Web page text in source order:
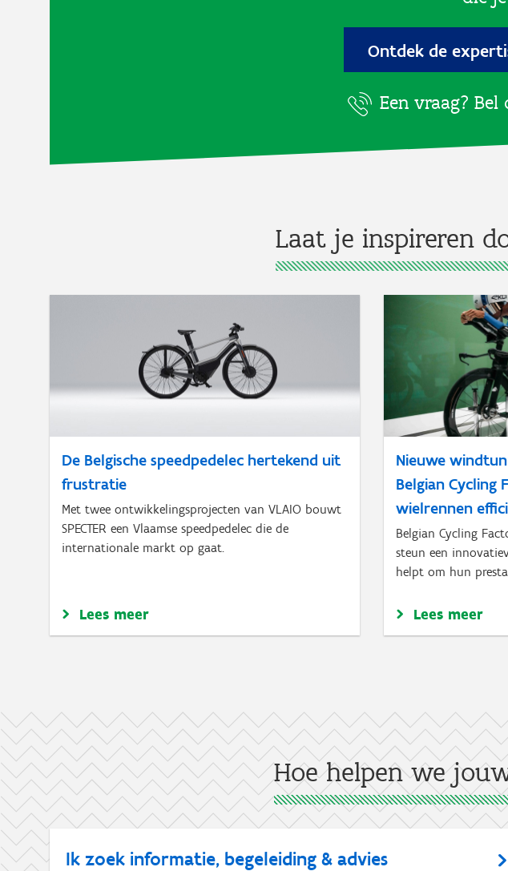
Ontdek de
Een vraag? Bel
Laat je inspireren
De Belgische speedpedelec hertekend uit
frustratie
Met twee ontwikkelingsprojecten van VLAIO bouwt
SPECTER een Vlaamse speedpedelec die de
internationale markt op gaat.
Lees meer
Nieuwe
Belgian Cycling
wielrennen
Belgian Cycling
steun een
helpt om hun
Lees meer
Hoe helpen we
Ik zoek informatie, begeleiding & advies